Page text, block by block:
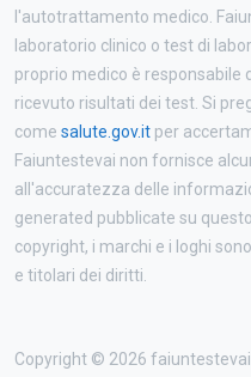
l'autotrattamento medico.
laboratorio clinico o test di
proprio medico è
ricevuto risultati dei test. Si
come salute.gov.it per
Faiuntestevai non fornisce
all'accuratezza delle
generated pubblicate su
copyright, i marchi e i loghi
e titolari dei diritti.
Copyright © 2026 faiuntestevai